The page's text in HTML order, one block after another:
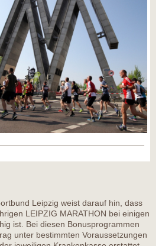
Leipzig weist darauf hin, dass
LEIPZIG MARATHON bei einigen
ist. Bei diesen Bonusprogrammen
unter bestimmten Voraussetzungen